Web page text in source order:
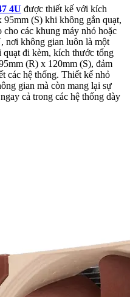
4U được thiết kế với kích
(S) khi không gắn quạt,
các khung máy nhỏ hoặc
nơi không gian luôn là một
quạt đi kèm, kích thước tổng
(R) x 120mm (S), đảm
các hệ thống. Thiết kế nhỏ
gian mà còn mang lại sự
cả trong các hệ thống dày